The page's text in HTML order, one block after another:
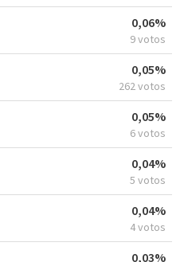
0,06%
9 votos
0,05%
262 votos
0,05%
6 votos
0,04%
5 votos
0,04%
4 votos
0,03%